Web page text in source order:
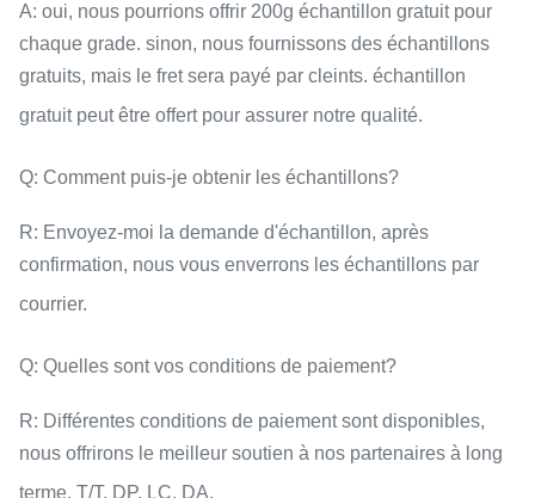
A: oui, nous pourrions offrir 200g échantillon gratuit pour
chaque grade. sinon, nous fournissons des échantillons
gratuits, mais le fret sera payé par cleints. échantillon
gratuit peut être offert pour assurer notre qualité.
Q: Comment puis-je obtenir les échantillons?
R: Envoyez-moi la demande d'échantillon, après
confirmation, nous vous enverrons les échantillons par
courrier.
Q: Quelles sont vos conditions de paiement?
R: Différentes conditions de paiement sont disponibles,
nous offrirons le meilleur soutien à nos partenaires à long
terme. T/T, DP, LC, DA.